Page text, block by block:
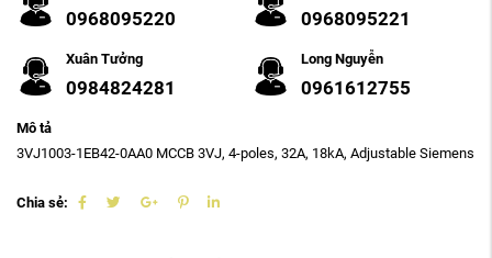
0968095220 0968095221
Xuân Tưởng
0984824281
Long Nguyễn
0961612755
Mô tả
3VJ1003-1EB42-0AA0 MCCB 3VJ, 4-poles, 32A, 18kA, Adjustable Siemens
Chia sẻ: